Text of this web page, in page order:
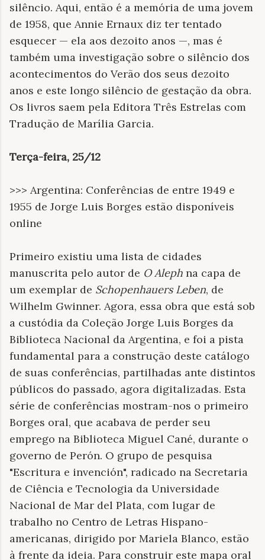
silêncio. Aqui, então é a memória de uma jovem
de 1958, que Annie Ernaux diz ter tentado
esquecer — ela aos dezoito anos —, mas é
também uma investigação sobre o silêncio dos
acontecimentos do Verão dos seus dezoito
anos e este longo silêncio de gestação da obra.
Os livros saem pela Editora Três Estrelas com
Tradução de Marília Garcia.
Terça-feira, 25/12
>>> Argentina: Conferências de entre 1949 e
1955 de Jorge Luis Borges estão disponíveis
online
Primeiro existiu uma lista de cidades
manuscrita pelo autor de O Aleph na capa de
um exemplar de Schopenhauers Leben, de
Wilhelm Gwinner. Agora, essa obra que está sob
a custódia da Coleção Jorge Luis Borges da
Biblioteca Nacional da Argentina, e foi a pista
fundamental para a construção deste catálogo
de suas conferências, partilhadas ante distintos
públicos do passado, agora digitalizadas. Esta
série de conferências mostram-nos o primeiro
Borges oral, que acabava de perder seu
emprego na Biblioteca Miguel Cané, durante o
governo de Perón. O grupo de pesquisa
"Escritura e invención", radicado na Secretaria
de Ciência e Tecnologia da Universidade
Nacional de Mar del Plata, com lugar de
trabalho no Centro de Letras Hispano-
americanas, dirigido por Mariela Blanco, estão
à frente da ideia. Para construir este mapa oral